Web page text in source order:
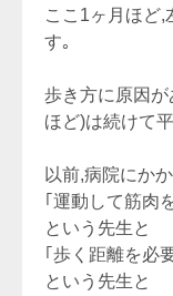
ここ1ヶ月ほど,
す｡
歩き方に原因
ほど)は続けて
以前,病院にか
｢運動して筋肉
という先生と
｢歩く距離を必
という先生と